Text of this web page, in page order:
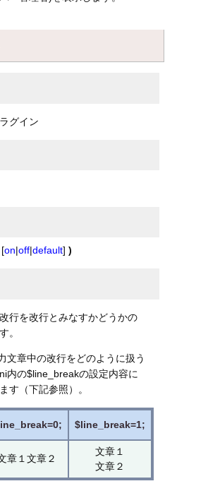
グイン
on|off|default] )
行を改行とみなすかどうかの
。
文章中の改行をどのように扱う
内の$line_breakの設定内容に
す（下記参照）。
$line_break=1;
章１文章２
文章１
文章２